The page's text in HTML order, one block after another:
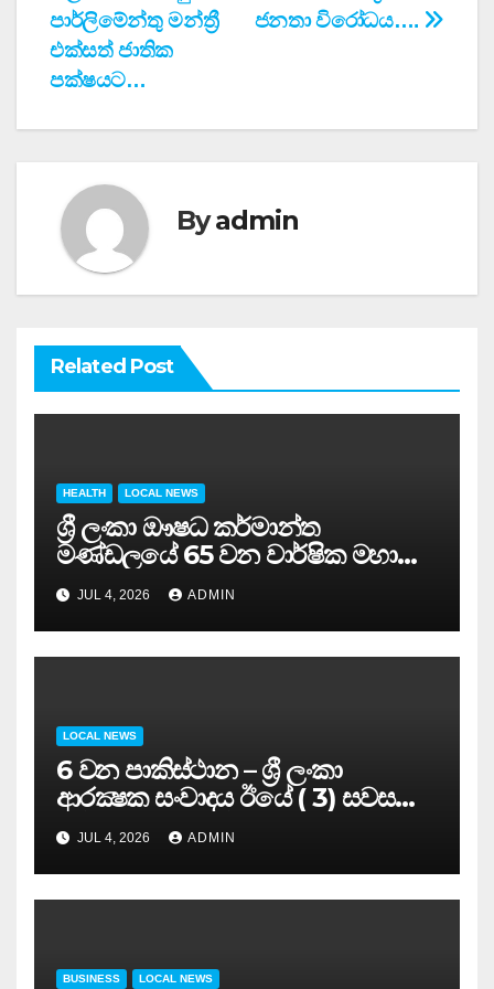
navigation
ජනතා විරෝධය….
පාර්ලිමේන්තු මන්ත්‍රී
එක්සත් ජාතික
පක්ෂයට…
Byadmin
Related Post
HEALTH LOCAL NEWS
ශ්‍රී ලංකා ඖෂධ කර්මාන්ත
මණ්ඩලයේ 65 වන වාර්ෂික මහා
සමුළුව සෞඛ්‍ය නියෝජ්‍ය
අමාත්‍යවරයාගේ ප්‍රධානත්වයෙන්……
JUL 4, 2026 ADMIN
LOCAL NEWS
6 වන පාකිස්ථාන – ශ්‍රී ලංකා
ආරක්‍ෂක සංවාදය ඊයේ ( 3) සවස
සාර්ථකව අවසන් කරයි..
JUL 4, 2026 ADMIN
BUSINESS LOCAL NEWS